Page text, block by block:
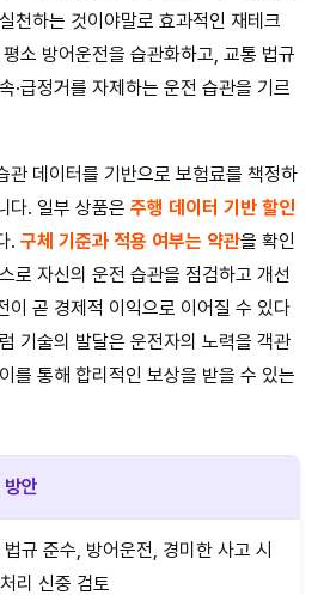
천하는 것이야말로 효과적인 재테크
소 방어운전을 습관화하고, 교통 법규
·급정거를 자제하는 운전 습관을 기르
관 데이터를 기반으로 보험료를 책정하
다. 일부 상품은 주행 데이터 기반 할인
. 구체 기준과 적용 여부는 약관을 확인
로 자신의 운전 습관을 점검하고 개선
이 곧 경제적 이익으로 이어질 수 있다
기술의 발달은 운전자의 노력을 객관
를 통해 합리적인 보상을 받을 수 있는
안
규 준수, 방어운전, 경미한 사고 시
리 신중 검토